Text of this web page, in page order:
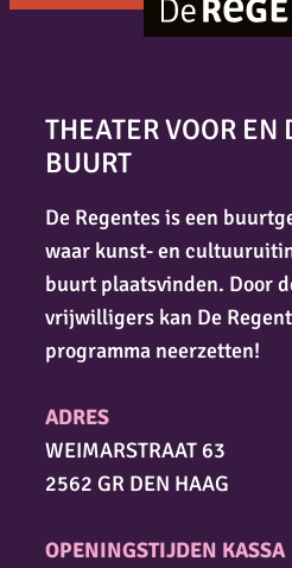
THEATER VOOR EN
BUURT
De Regentes is een
waar kunst- en
buurt plaatsvinden. Door
vrijwilligers kan De
programma neerzetten!
ADRES
WEIMARSTRAAT 63
2562 GR DEN HAAG
OPENINGSTIJDEN KASSA